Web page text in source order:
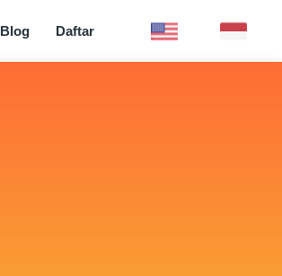
Blog Daftar